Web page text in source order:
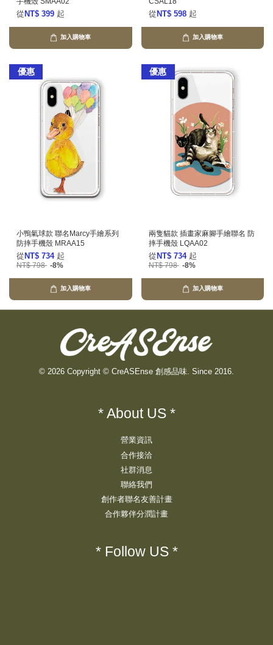
從 NT$ 399 起
加入購物車
從 NT$ 598 起
加入購物車
優惠
小鴨氣球款 聯名Marcy手繪系列
防摔手機殼 MRAA15
從 NT$ 734 起
NT$ 798 -8%
加入購物車
優惠
兩隻貓款 插畫家麻腳手繪聯名 防
摔手機殼 LQAA02
從 NT$ 734 起
NT$ 798 -8%
加入購物車
© 2026 Copyright © CreASEnse 創感品味. Since 2016.
* About US *
營業資訊
合作接洽
社群消息
聯絡我們
創作者聯名友善計畫
合作夥伴分潤計畫
* Follow US *